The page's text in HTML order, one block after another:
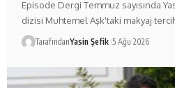
Episode Dergi Temmuz sayısında
dizisi Muhtemel Aşk'taki makyaj
TarafındanYasin Şefik 5 Ağu 2026